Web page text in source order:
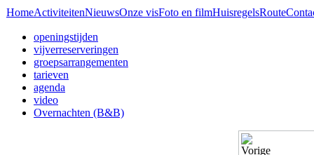
HomeActiviteitenNieuwsOnze visFoto en filmHuisregelsRoute
openingstijden
vijverreserveringen
groepsarrangementen
tarieven
agenda
video
Overnachten (B&B)